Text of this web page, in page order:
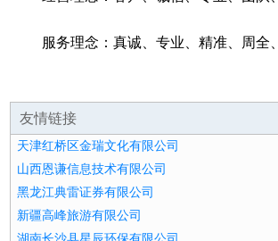
服务理念：真诚、专业、精准、周全
友情链接
天津红桥区金瑞文化有限公司
山西恩谦信息技术有限公司
黑龙江典雷证券有限公司
新疆高峰旅游有限公司